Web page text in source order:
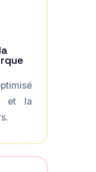
et la